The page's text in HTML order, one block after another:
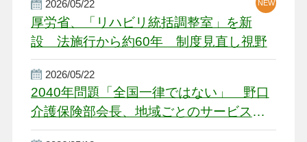
2026/05/22
厚労省、「リハビリ統括調整室」を新
設 法施行から約60年 制度見直し視野
NEW
2026/05/22
2040年問題「全国一律ではない」 野口
介護保険部会長、地域ごとのサービス基
盤整備を促す